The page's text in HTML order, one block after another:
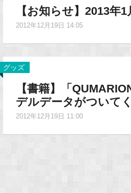
【お知らせ】2013年
2012年12月19日 14:05
グッズ
【書籍】「
デルデータがついて
2012年12月19日 11:00